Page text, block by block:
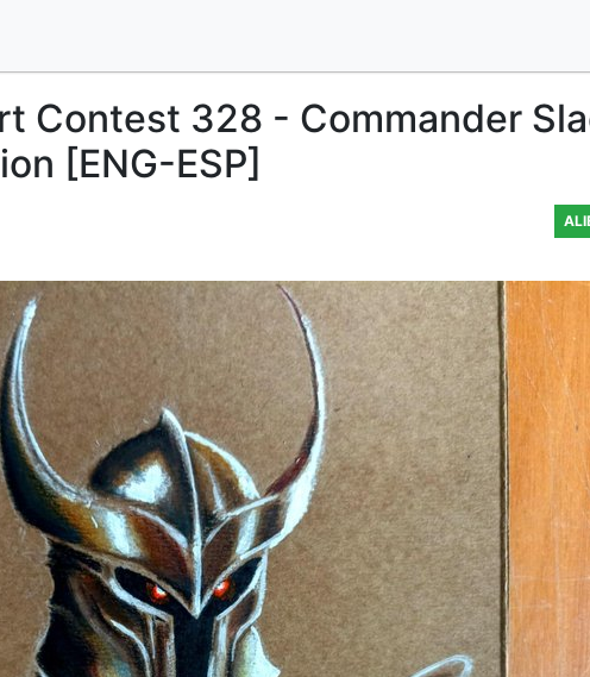
Contest 328 - Commander
[ENG-ESP]